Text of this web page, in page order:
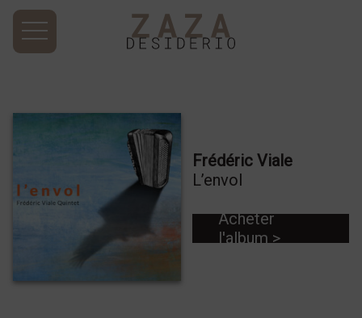
Frédéric Viale
L’envol
Acheter
l'album >